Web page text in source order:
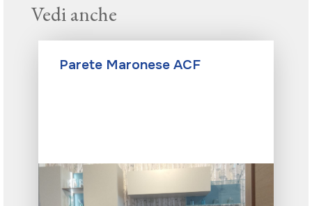
Vedi anche
Parete Maronese ACF